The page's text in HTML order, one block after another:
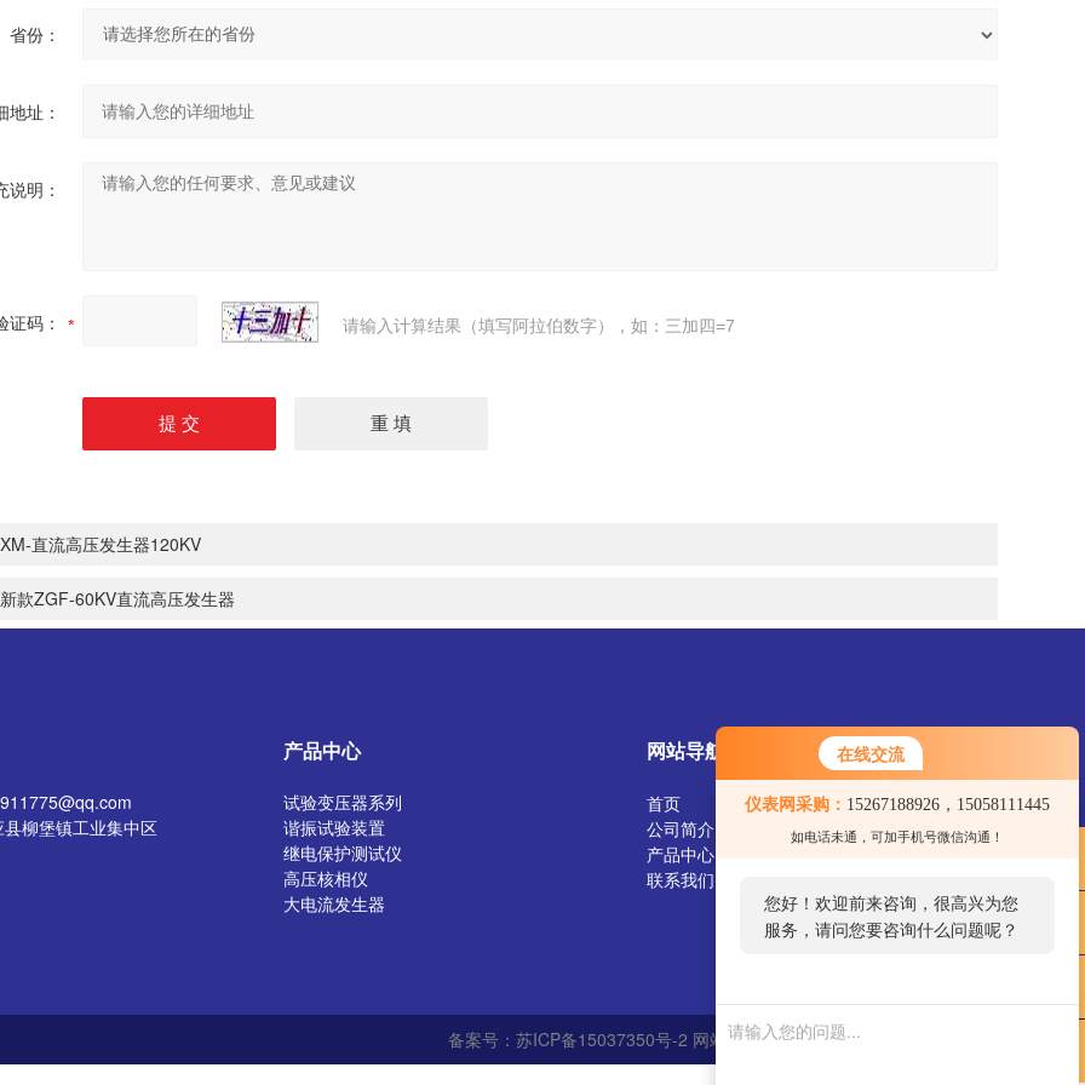
在线交流
仪表网采购： 15267188926，15058111445
如电话未通，可加手机号微信沟通！
您好！欢迎前来咨询，很高兴为您
服务，请问您要咨询什么问题呢？
您好，看您停留很久了，是否找到
了需求产品，您可以直接在线与我
省份：
地址：
说明：
证码： 请输入计算结果（填写阿拉伯数字），如：三加四=7
XM-直流高压发生器120KV
新款ZGF-60KV直流高压发生器
柳堡镇工业集中区
产品中心
试验变压器系列
谐振试验装置
继电保护测试仪
高压核相仪
大电流发生器
绝缘油介电强度测试仪
网站导航
首页
公司简介
产品中心
联系我们
备案号：苏ICP备15037350号-2 网站地图技术支持：仪表网